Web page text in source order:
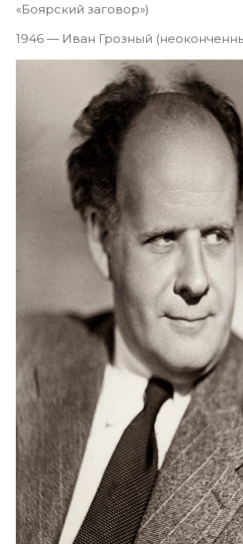
«Боярский заговор»)
1946 — Иван Грозный